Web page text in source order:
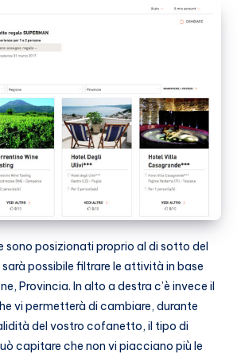
sono posizionati proprio al di sotto del
possibile filtrare le attività in base
Provincia. In alto a destra c’è invece il
vi permetterà di cambiare, durante
del vostro cofanetto, il tipo di
capitare che non vi piacciano più le